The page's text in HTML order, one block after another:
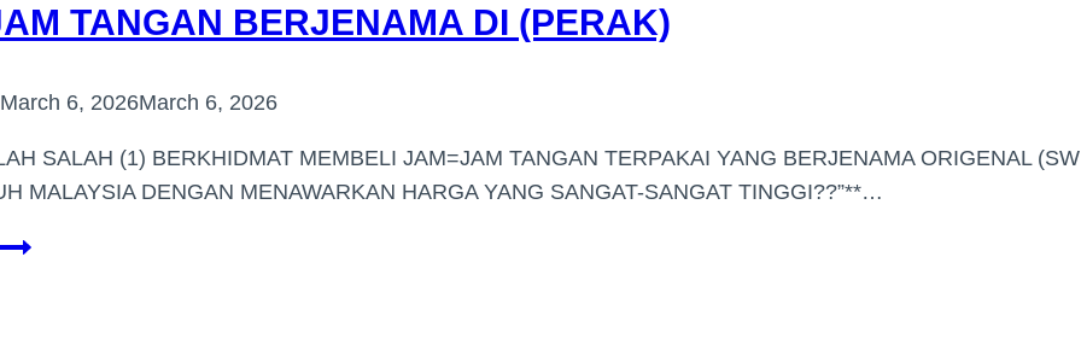
TANGAN BERJENAMA DI (PERAK)
March 6, 2026March 6, 2026
SALAH (1) BERKHIDMAT MEMBELI JAM=JAM TANGAN TERPAKAI YANG BERJENAMA ORIGENAL
MALAYSIA DENGAN MENAWARKAN HARGA YANG SANGAT-SANGAT TINGGI??”**…